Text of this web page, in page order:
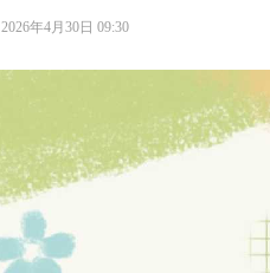
2026年4月30日 09:30